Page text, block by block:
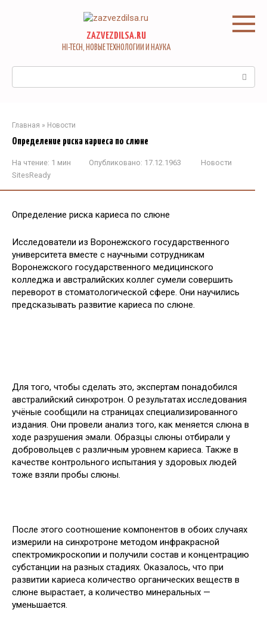
ZAZVEZDILSA.RU
HI-TECH, НОВЫЕ ТЕХНОЛОГИИ И НАУКА
Главная » Новости
Определение риска кариеса по слюне
На чтение: 1 мин Опубликовано: 17.12.1963
Новости
SitesReady
Определение риска кариеса по слюне
Исследователи из Воронежского государственного
университета вместе с научными сотрудникам
Воронежского государственного медицинского
колледжа и австралийских коллег сумели совершить
переворот в стоматологической сфере. Они научились
предсказывать развитие кариеса по слюне.
Для того, чтобы сделать это, экспертам понадобился
австралийский синхротрон. О результатах исследования
учёные сообщили на страницах специализированного
издания. Они провели анализ того, как меняется слюна в
ходе разрушения эмали. Образцы слюны отбирали у
добровольцев с различным уровнем кариеса. Также в
качестве контрольного испытания у здоровых людей
тоже взяли пробы слюны.
После этого соотношение компонентов в обоих случаях
измерили на синхротроне методом инфракрасной
спектромикроскопии и получили состав и концентрацию
субстанции на разных стадиях. Оказалось, что при
развитии кариеса количество органических веществ в
слюне вырастает, а количество минеральных —
уменьшается.